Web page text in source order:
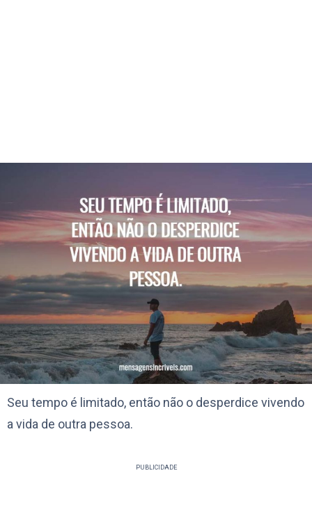
Seu tempo é limitado, então não o desperdice vivendo
a vida de outra pessoa.
PUBLICIDADE